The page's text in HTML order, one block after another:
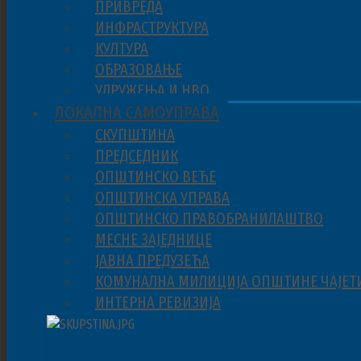
ПРИВРЕДА
ИНФРАСТРУКТУРА
КУЛТУРА
ОБРАЗОВАЊЕ
УДРУЖЕЊА И НВО
ЛОКАЛНА САМОУПРАВА
СКУПШТИНА
ПРЕДСЕДНИК
ОПШТИНСКО ВЕЋЕ
ОПШТИНСКА УПРАВА
ОПШТИНСКО ПРАВОБРАНИЛАШТВО
МЕСНЕ ЗАЈЕДНИЦЕ
ЈАВНА ПРЕДУЗЕЋА
КОМУНАЛНА МИЛИЦИЈА ОПШТИНЕ
ИНТЕРНА РЕВИЗИЈА